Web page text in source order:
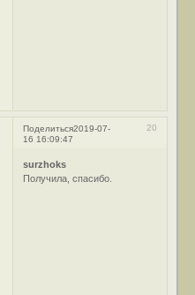
Поделиться 20
2019-07-
16 16:09:47
surzhoks
Получила, спасибо.